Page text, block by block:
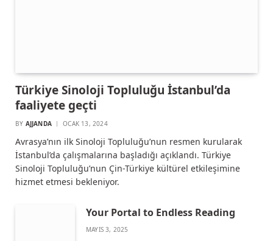
Türkiye Sinoloji Topluluğu İstanbul’da
faaliyete geçti
BY AJJANDA OCAK 13, 2024
Avrasya’nın ilk Sinoloji Topluluğu’nun resmen kurularak
İstanbul’da çalışmalarına başladığı açıklandı. Türkiye
Sinoloji Topluluğu’nun Çin-Türkiye kültürel etkileşimine
hizmet etmesi bekleniyor.
Your Portal to Endless Reading
MAYIS 3, 2025